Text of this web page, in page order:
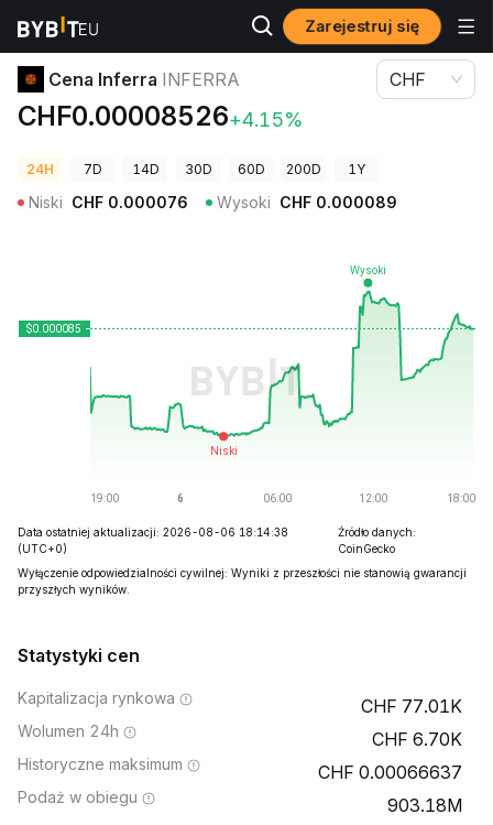
Zarejestruj się
Ceny kryptowalut Cena Inferra INFERRA
Cena Inferra INFERRA
CHF0.00008526+4.15%
CHF
24H 7D 14D 30D 60D 200D 1Y
Niski CHF 0.000076 Wysoki CHF 0.000089
Data ostatniej aktualizacji: 2026-08-06 18:14:38
(UTC+0)
Źródło danych:
CoinGecko
Wyłączenie odpowiedzialności cywilnej: Wyniki z przeszłości nie stanowią gwarancji
przyszłych wyników.
Statystyki cen
Kapitalizacja rynkowa 77.01K
Wolumen 24h 6.70K
Historyczne maksimum 0.00066637
Podaż w obiegu 903.18M